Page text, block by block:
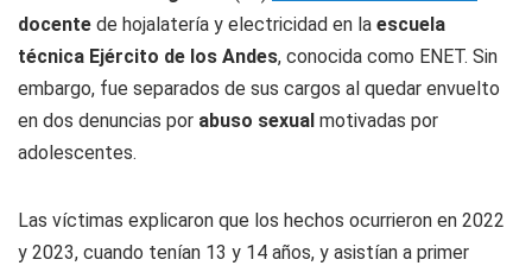
docente de hojalatería y electricidad en la escuela
técnica Ejército de los Andes, conocida como ENET. Sin
embargo, fue separados de sus cargos al quedar envuelto
en dos denuncias por abuso sexual motivadas por
adolescentes.
Las víctimas explicaron que los hechos ocurrieron en 2022
y 2023, cuando tenían 13 y 14 años, y asistían a primer